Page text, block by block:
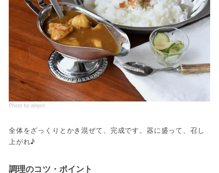
Photo by akiyon
全体をざっくりとかき混ぜて、完成です。器に盛って、召し
上がれ♪
調理のコツ・ポイント